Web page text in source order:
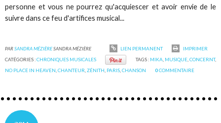
personne et vous ne pourrez qu'acquiescer et avoir envie de le
suivre dans ce feu d'artifices musical...
PARSANDRA MÉZIÈRESANDRA MÉZIÈRE LIEN PERMANENT
IMPRIMER
CATÉGORIES :CHRONIQUES MUSICALES TAGS : MIKA MUSIQUE, CONCERNT,
NO PLACE IN HEAVEN ,CHANTEUR ,ZÉNITH PARIS ,CHANSON 0COMMENTAIRE